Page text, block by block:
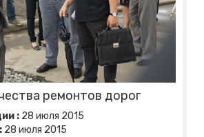
ремонтов дорог
: 28 июля 2015
28 июля 2015